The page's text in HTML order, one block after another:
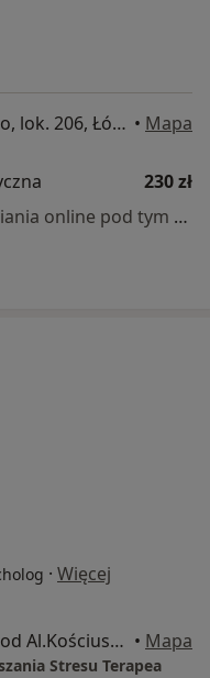
Brzeźna 3, wejście A1, 2 piętro, lok. 206, Łódź • Mapa
230 zł
Specjalista nie oferuje umawiania online pod tym adresem.
· Więcej
Wólczańska 164/19 - wejście od Al.Kościuszki 123, Łódź • Mapa
Stresu Terapea